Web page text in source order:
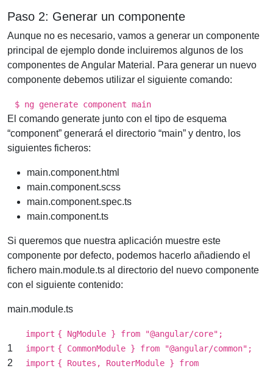
Paso 2: Generar un componente
Aunque no es necesario, vamos a generar un componente
principal de ejemplo donde incluiremos algunos de los
componentes de Angular Material. Para generar un nuevo
componente debemos utilizar el siguiente comando:
$ ng generate component main
El comando generate junto con el tipo de esquema
“component” generará el directorio “main” y dentro, los
siguientes ficheros:
main.component.html
main.component.scss
main.component.spec.ts
main.component.ts
Si queremos que nuestra aplicación muestre este
componente por defecto, podemos hacerlo añadiendo el
fichero main.module.ts al directorio del nuevo componente
con el siguiente contenido:
main.module.ts
1
2
import { NgModule } from "@angular/core" ;
import { CommonModule } from "@angular/common" ;
import { Routes, RouterModule } from